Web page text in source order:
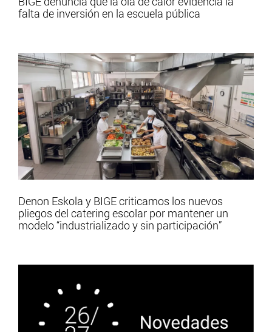
falta de inversión en la escuela pública
Denon Eskola y BIGE criticamos los nuevos
pliegos del catering escolar por mantener un
modelo “industrializado y sin participación”